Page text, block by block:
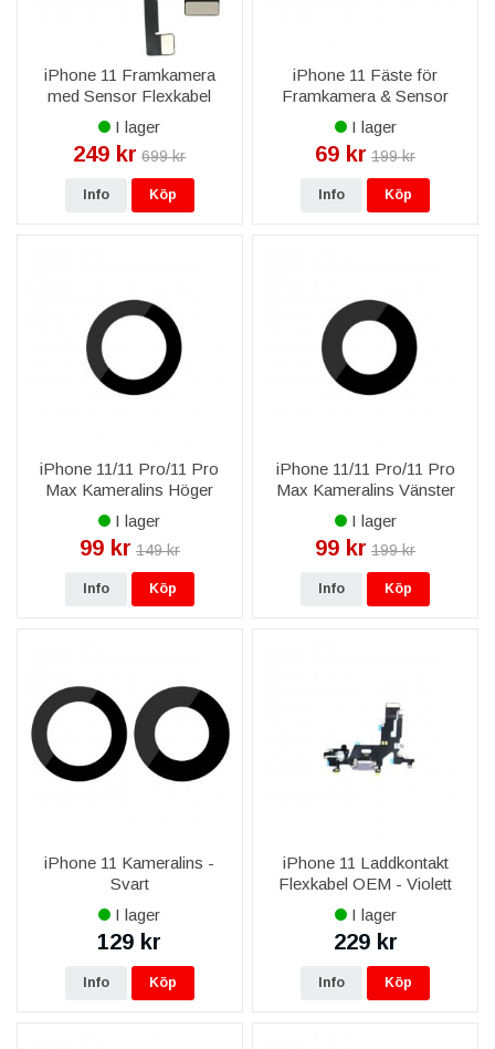
iPhone 11 Framkamera
med Sensor Flexkabel
I lager
249 kr 699 kr
Info Köp
iPhone 11 Fäste för
Framkamera & Sensor
I lager
69 kr 199 kr
Info Köp
iPhone 11/11 Pro/11 Pro
Max Kameralins Höger
I lager
99 kr 149 kr
Info Köp
iPhone 11/11 Pro/11 Pro
Max Kameralins Vänster
I lager
99 kr 199 kr
Info Köp
iPhone 11 Kameralins -
Svart
I lager
129 kr
Info Köp
iPhone 11 Laddkontakt
Flexkabel OEM - Violett
I lager
229 kr
Info Köp